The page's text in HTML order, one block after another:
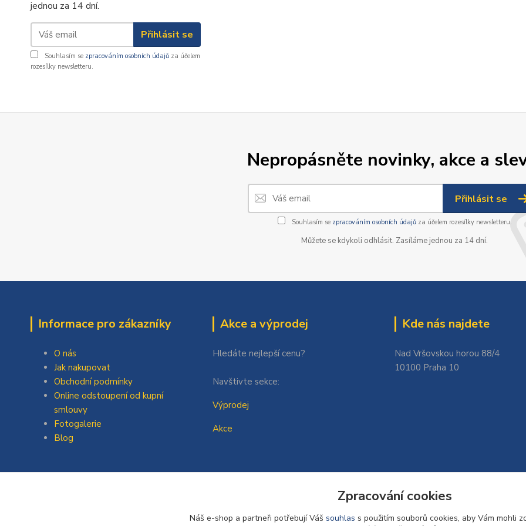
jednou za 14 dní.
Přihlásit se
Souhlasím se zpracováním osobních údajů za účelem
rozesílky newsletteru.
Nepropásněte novinky, akce a
Přihlásit se
Souhlasím se zpracováním osobních údajůza účelem rozesílky newsletteru.
Můžete se kdykoli odhlásit. Zasíláme jednou za 14 dní.
Informace pro zákazníky
O nás
Jak nakupovat
Obchodní podmínky
Online odstoupení od kupní
smlouvy
Fotogalerie
Blog
Akce a výprodej
Hledáte nejlepší cenu?
Navštivte sekce:
Výprodej
Akce
Kde nás najdete
Nad Vršovskou horou 88/4
10100 Praha 10
Zpracování cookies
Náš e-shop a partneři potřebují Váš souhlas s použitím souborů cookies, aby Vám mohli